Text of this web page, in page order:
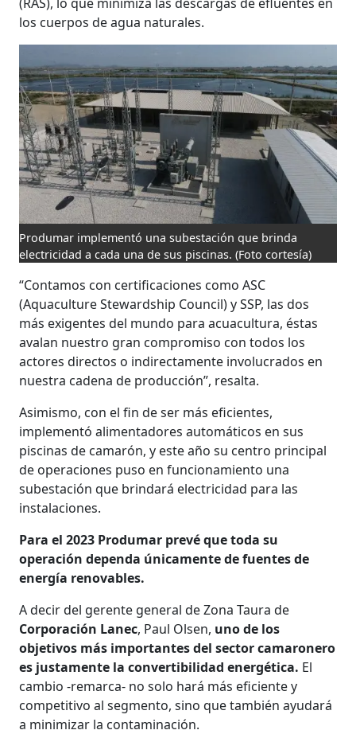
los cuerpos de agua naturales.
Produmar implementó una subestación que brinda
electricidad a cada una de sus piscinas.(Foto cortesía)
“Contamos con certificaciones como ASC
(Aquaculture Stewardship Council) y SSP, las dos
más exigentes del mundo para acuacultura, éstas
avalan nuestro gran compromiso con todos los
actores directos o indirectamente involucrados en
nuestra cadena de producción”, resalta.
Asimismo, con el fin de ser más eficientes,
implementó alimentadores automáticos en sus
piscinas de camarón, y este año su centro principal
de operaciones puso en funcionamiento una
subestación que brindará electricidad para las
instalaciones.
Para el 2023 Produmar prevé que toda su
operación dependa únicamente de fuentes de
energía renovables.
A decir del gerente general de Zona Taura de
Corporación Lanec, Paul Olsen, uno de los
objetivos más importantes del sector camaronero
es justamente la convertibilidad energética. El
cambio -remarca- no solo hará más eficiente y
competitivo al segmento, sino que también ayudará
a minimizar la contaminación.